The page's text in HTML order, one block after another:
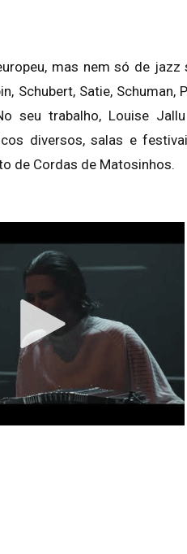
mas nem só de
Schubert, Satie,
seu trabalho, Louise
diversos, salas e
de Cordas de Matosinhos.